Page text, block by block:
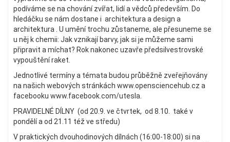
podíváme se na chování zvířat, lidí a vědců především. Do
hledáčku se nám dostane i architektura a design a
architektura . U umění trochu zůstaneme, ale přesuneme se
u něj k chemii: Jak vznikají barvy, jak si je můžeme sami
připravit a míchat? Rok nakonec uzavře předsilvestrovské
vypouštění raket.
Jednotlivé termíny a témata budou průběžně zveřejňovány
na našich webových stránkách www.opensciencehub.cz a
facebooku www.facebook.com/utesla.
PRAVIDELNÉ DÍLNY (od 20.9. ve čtvrtek, od 8.10. také v
pondělí a od 21.11 též ve středu)
V praktických dvouhodinových dílnách (16:00-18:00) si na